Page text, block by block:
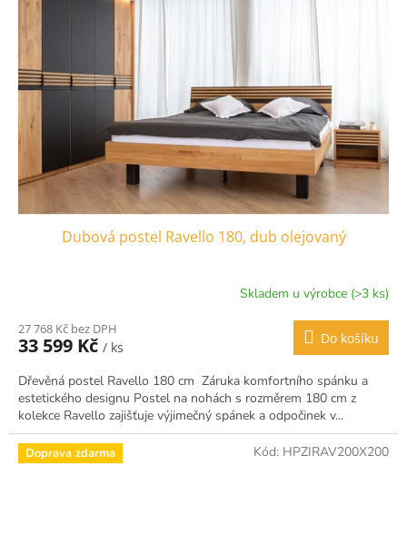
Dubová postel Ravello 180, dub olejovaný
Skladem u výrobce (>3 ks)
27 768 Kč bez DPH
33 599 Kč / ks
Do košíku
Dřevěná postel Ravello 180 cm Záruka komfortního spánku a
estetického designu Postel na nohách s rozměrem 180 cm z
kolekce Ravello zajišťuje výjimečný spánek a odpočinek v...
Doprava zdarma Kód: HPZIRAV200X200